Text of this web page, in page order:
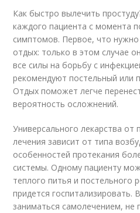
Как быстро вылечить
каждого пациента с момента
симптомов. Первое, что нужно
отдых: только в этом случае
все силы на борьбу с
рекомендуют постельный или
Отдых поможет легче
вероятность осложнений.
Универсального лекарства от
лечения зависит от типа
особенностей протекания
системы. Одному пациенту
теплого питья и постельного
придется госпитализировать.
заниматься самолечением, не